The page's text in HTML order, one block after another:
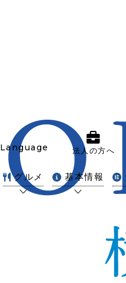
Language
グルメ 基本情報